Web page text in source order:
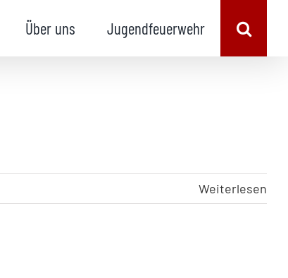
Über uns Jugendfeuerwehr
Weiterlesen